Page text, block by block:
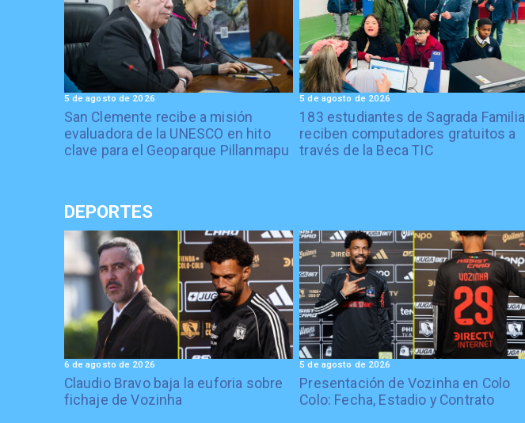
San Clemente recibe a misión
evaluadora de la UNESCO en hito
clave para el Geoparque Pillanmapu
5 de agosto de 2026
183 estudiantes de Sagrada Familia
reciben computadores gratuitos a
través de la Beca TIC
5 de agosto de 2026
DEPORTES
Claudio Bravo baja la euforia sobre
fichaje de Vozinha
6 de agosto de 2026
Presentación de Vozinha en Colo
Colo: Fecha, Estadio y Contrato
5 de agosto de 2026